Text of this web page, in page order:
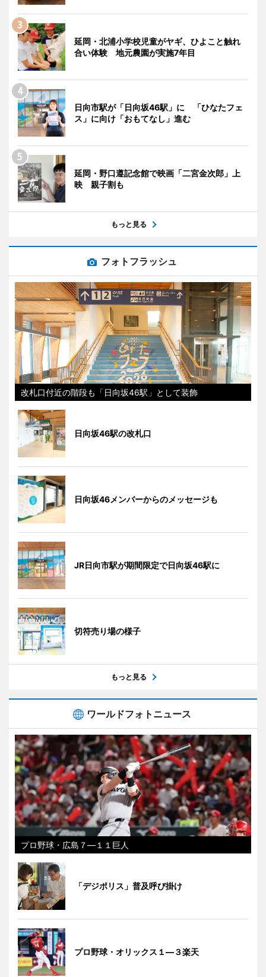
延岡・北浦小学校児童がヤギ、ひよこと触れ
合い体験 地元農園が実施7年目
日向市駅が「日向坂46駅」に 「ひなたフェ
ス」に向け「おもてなし」進む
延岡・野口遵記念館で映画「二宮金次郎」上
映 親子割も
もっと見る
フォトフラッシュ
改札口付近の階段も「日向坂46駅」として装飾
日向坂46駅の改札口
日向坂46メンバーからのメッセージも
JR日向市駅が期間限定で日向坂46駅に
切符売り場の様子
もっと見る
ワールドフォトニュース
プロ野球・広島７―１１巨人
「デジポリス」普及呼び掛け
プロ野球・オリックス１―３楽天